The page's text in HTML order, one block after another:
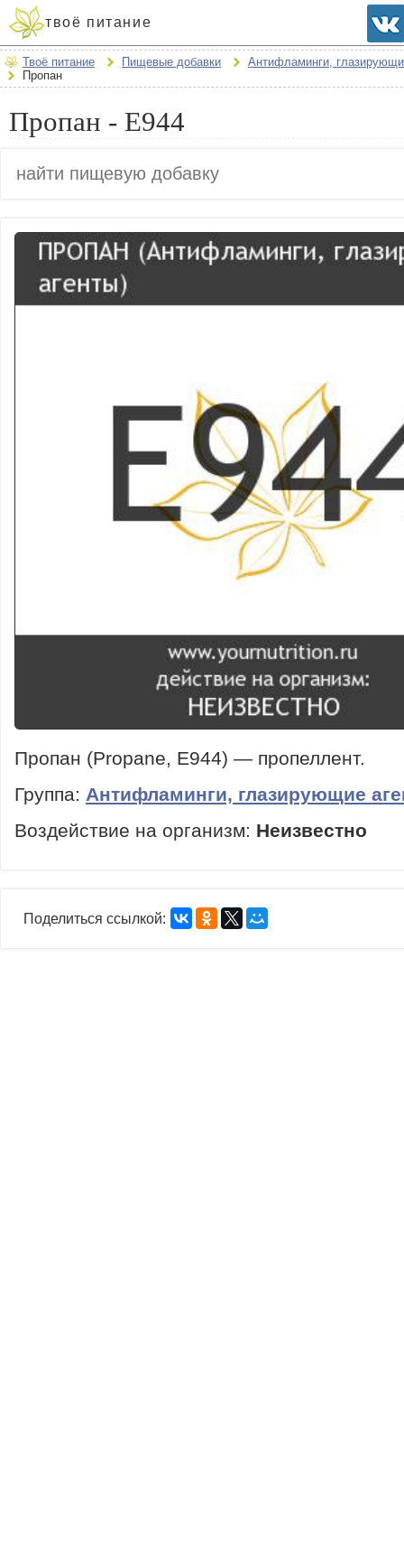
твоё питание
Твоё питание Пищевые добавки
Антифламинги,
Пропан
Пропан - E944
Пропан (Propane, E944) — пропеллент.
Группа: Антифламинги, глазирующие
Воздействие на организм: Неизвестно
Поделиться ссылкой: